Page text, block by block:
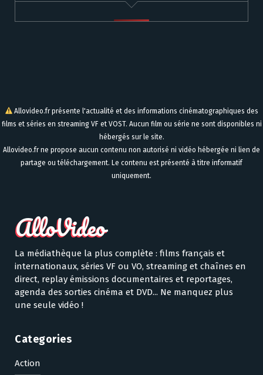
Allovideo.fr présente l'actualité et des informations cinématographiques des
films et séries en streaming VF et VOST. Aucun film ou série ne sont disponibles ni
hébergés sur le site.
Allovideo.fr ne propose aucun contenu non autorisé ni vidéo hébergée ni lien de
partage ou téléchargement. Le contenu est présenté à titre informatif
uniquement.
La médiathèque la plus complète : films français et
internationaux, séries VF ou VO, streaming et chaînes en
direct, replay émissions documentaires et reportages,
agenda des sorties cinéma et DVD... Ne manquez plus
une seule vidéo !
Categories
Action